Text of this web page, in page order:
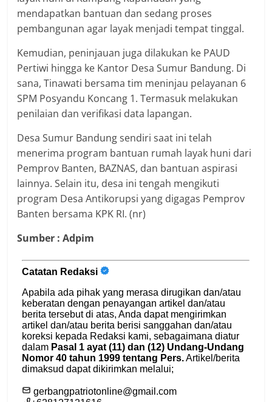
mendapatkan bantuan dan sedang proses
pembangunan agar layak menjadi tempat tinggal.
Kemudian, peninjauan juga dilakukan ke PAUD
Pertiwi hingga ke Kantor Desa Sumur Bandung. Di
sana, Tinawati bersama tim meninjau pelayanan 6
SPM Posyandu Koncang 1. Termasuk melakukan
penilaian dan verifikasi data lapangan.
Desa Sumur Bandung sendiri saat ini telah
menerima program bantuan rumah layak huni dari
Pemprov Banten, BAZNAS, dan bantuan aspirasi
lainnya. Selain itu, desa ini tengah mengikuti
program Desa Antikorupsi yang digagas Pemprov
Banten bersama KPK RI. (nr)
Sumber : Adpim